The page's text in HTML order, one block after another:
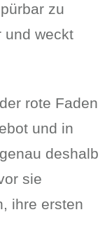
zu
und weckt
rote Faden
und in
deshalb
sie
ihre ersten